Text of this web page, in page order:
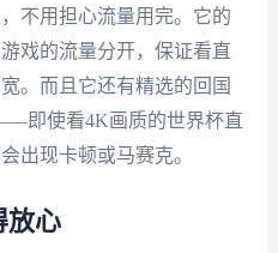
不用担心流量用完。它的
戏的流量分开，保证看直
。而且它还有精选的回国
即使看4K画质的世界杯直
出现卡顿或马赛克。
放心